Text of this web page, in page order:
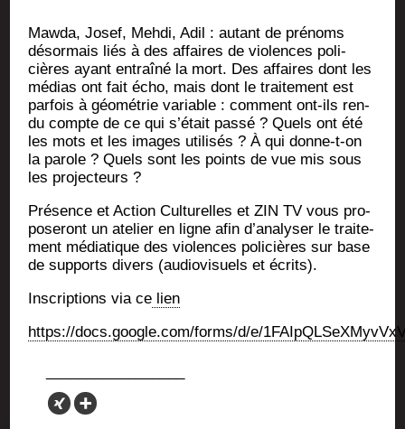
Maw­da, Josef, Meh­di, Adil : autant de pré­noms
désor­mais liés à des affaires de vio­lences poli­
cières ayant entraî­né la mort. Des affaires dont les
médias ont fait écho, mais dont le trai­te­ment est
par­fois à géo­mé­trie variable : com­ment ont-ils ren­
du compte de ce qui s’était pas­sé ? Quels ont été
les mots et les images uti­li­sés ? À qui donne-t-on
la parole ? Quels sont les points de vue mis sous
les projecteurs ?
Pré­sence et Action Cultu­relles et ZIN TV vous pro­
po­se­ront un ate­lier en ligne afin d’a­na­ly­ser le trai­te­
ment média­tique des vio­lences poli­cières sur base
de sup­ports divers (audio­vi­suels et écrits).
Ins­crip­tions via ce lien
https://docs.google.com/forms/d/e/